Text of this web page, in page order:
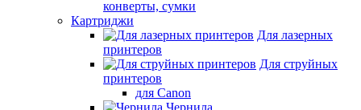
конверты, сумки
Картриджи
Для лазерных
принтеров
Для струйных
принтеров
для Canon
Чернила